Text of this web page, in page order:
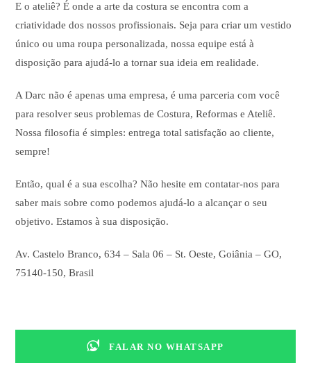
E o ateliê? É onde a arte da costura se encontra com a
criatividade dos nossos profissionais. Seja para criar um vestido
único ou uma roupa personalizada, nossa equipe está à
disposição para ajudá-lo a tornar sua ideia em realidade.
A Darc não é apenas uma empresa, é uma parceria com você
para resolver seus problemas de Costura, Reformas e Ateliê.
Nossa filosofia é simples: entrega total satisfação ao cliente,
sempre!
Então, qual é a sua escolha? Não hesite em contatar-nos para
saber mais sobre como podemos ajudá-lo a alcançar o seu
objetivo. Estamos à sua disposição.
Av. Castelo Branco, 634 – Sala 06 – St. Oeste, Goiânia – GO,
75140-150, Brasil
FALAR NO WHATSAPP